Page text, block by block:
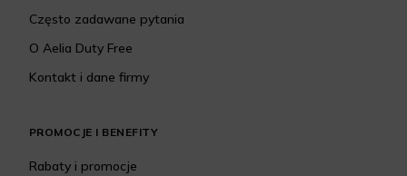
Często zadawane pytania
O Aelia Duty Free
Kontakt i dane firmy
PROMOCJE I BENEFITY
Rabaty i promocje